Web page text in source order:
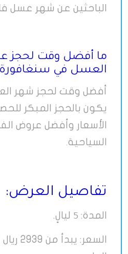
الباحثين عن شهر عسل
ما أفضل وقت
العسل في سنغافورة 5 ليالي؟
أفضل وقت لحجز شهر
يكون بالحجز المبكر
الأسعار وأفضل عروض
السياحية.
تفاصيل العرض:
المدة: 5 ليالٍ.